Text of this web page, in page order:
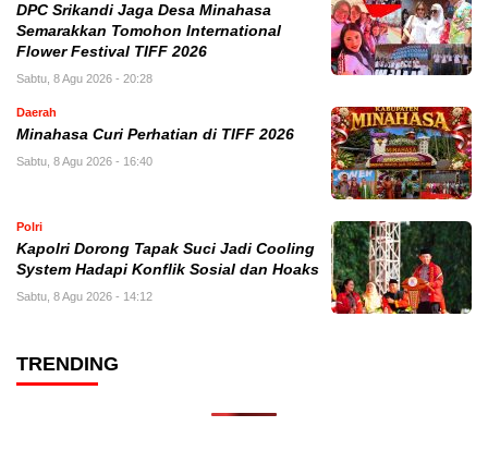
DPC Srikandi Jaga Desa Minahasa
Semarakkan Tomohon International
Flower Festival TIFF 2026
Sabtu, 8 Agu 2026 - 20:28
Daerah
Minahasa Curi Perhatian di TIFF 2026
Sabtu, 8 Agu 2026 - 16:40
Polri
Kapolri Dorong Tapak Suci Jadi Cooling
System Hadapi Konflik Sosial dan Hoaks
Sabtu, 8 Agu 2026 - 14:12
TRENDING